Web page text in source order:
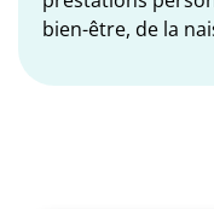
bien-être, de la